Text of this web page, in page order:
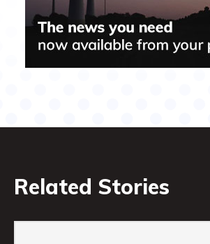
Related Stories